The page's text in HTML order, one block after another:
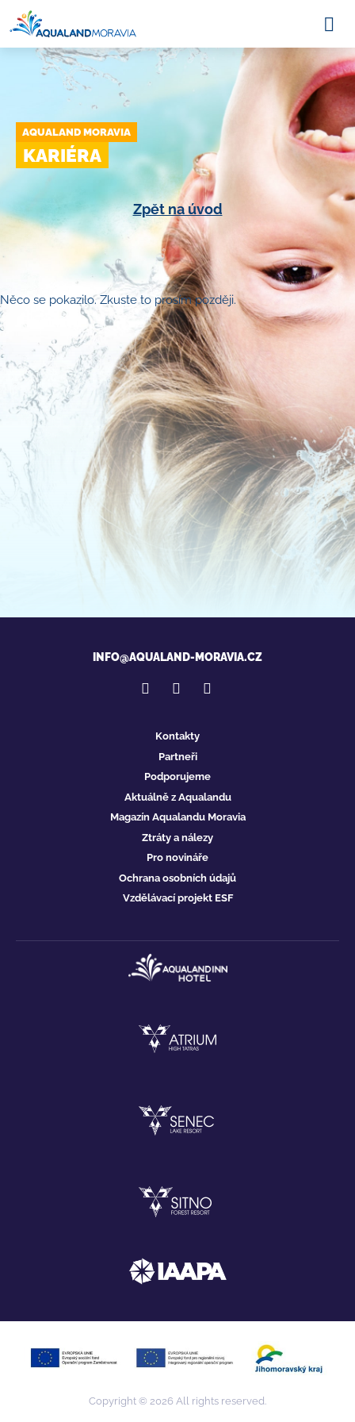
AQUALAND MORAVIA
KARIÉRA
Zpět na úvod
Něco se pokazilo. Zkuste to prosím později.
INFO@AQUALAND-MORAVIA.CZ
Kontakty
Partneři
Podporujeme
Aktuálně z Aqualandu
Magazín Aqualandu Moravia
Ztráty a nálezy
Pro novináře
Ochrana osobních údajů
Vzdělávací projekt ESF
Copyright © 2026 All rights reserved.